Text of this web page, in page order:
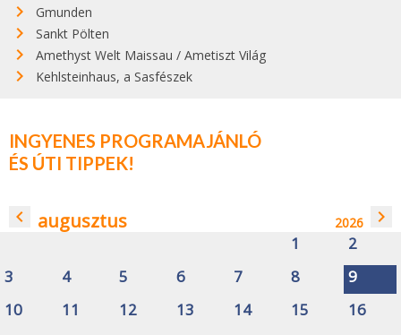
Gmunden
Sankt Pölten
Amethyst Welt Maissau / Ametiszt Világ
Kehlsteinhaus, a Sasfészek
INGYENES PROGRAMAJÁNLÓ
ÉS ÚTI TIPPEK!
navigate_before augusztus 2026 navigate_next
1
2
3
4 5 6 7 8
9
10
11 12 13 14 15
16